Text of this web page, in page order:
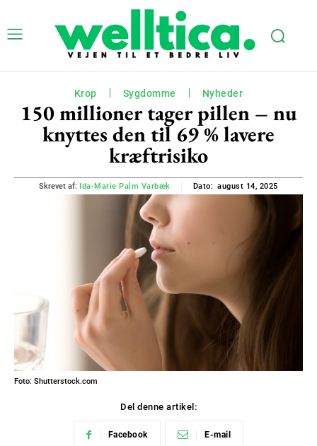
Krop Sygdomme Nyheder
150 millioner tager pillen – nu
knyttes den til 69 % lavere
kræftrisiko
Skrevet af: Ida-Marie Palm Varbæk Dato: august 14, 2025
Foto: Shutterstock.com
Del denne artikel:
Facebook E-mail